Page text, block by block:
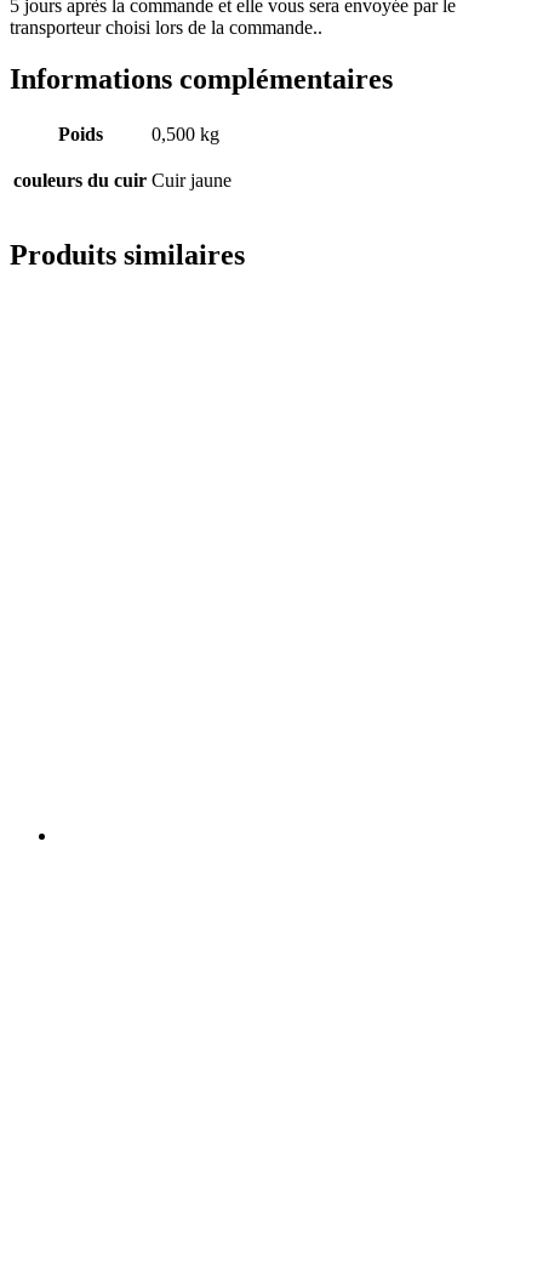
5 jours après la commande et elle vous sera envoyée par le
transporteur choisi lors de la commande..
Informations complémentaires
Poids 0,500 kg
couleurs du cuir Cuir jaune
Produits similaires